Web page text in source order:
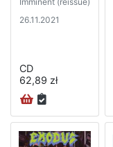
26.11.2021
CD
62,89 zł